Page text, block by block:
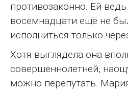
противозаконно. Ей
восемнадцати ещё не
исполниться только
Хотя выглядела она
совершеннолетней,
можно перепутать.